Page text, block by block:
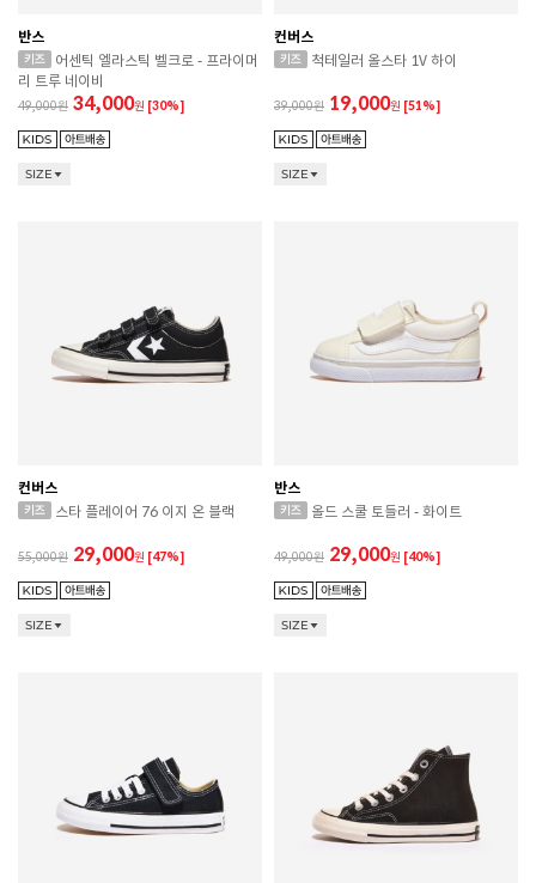
반스
어센틱 엘라스틱 벨크로 - 프라이머
리 트루 네이비
49,000 34,000원 [30%]
SIZE
컨버스
척테일러 올스타 1V 하이
39,000 19,000원 [51%]
SIZE
컨버스
스타 플레이어 76 이지 온 블랙
55,000 29,000원 [47%]
SIZE
반스
올드 스쿨 토들러 - 화이트
49,000 29,000원 [40%]
SIZE